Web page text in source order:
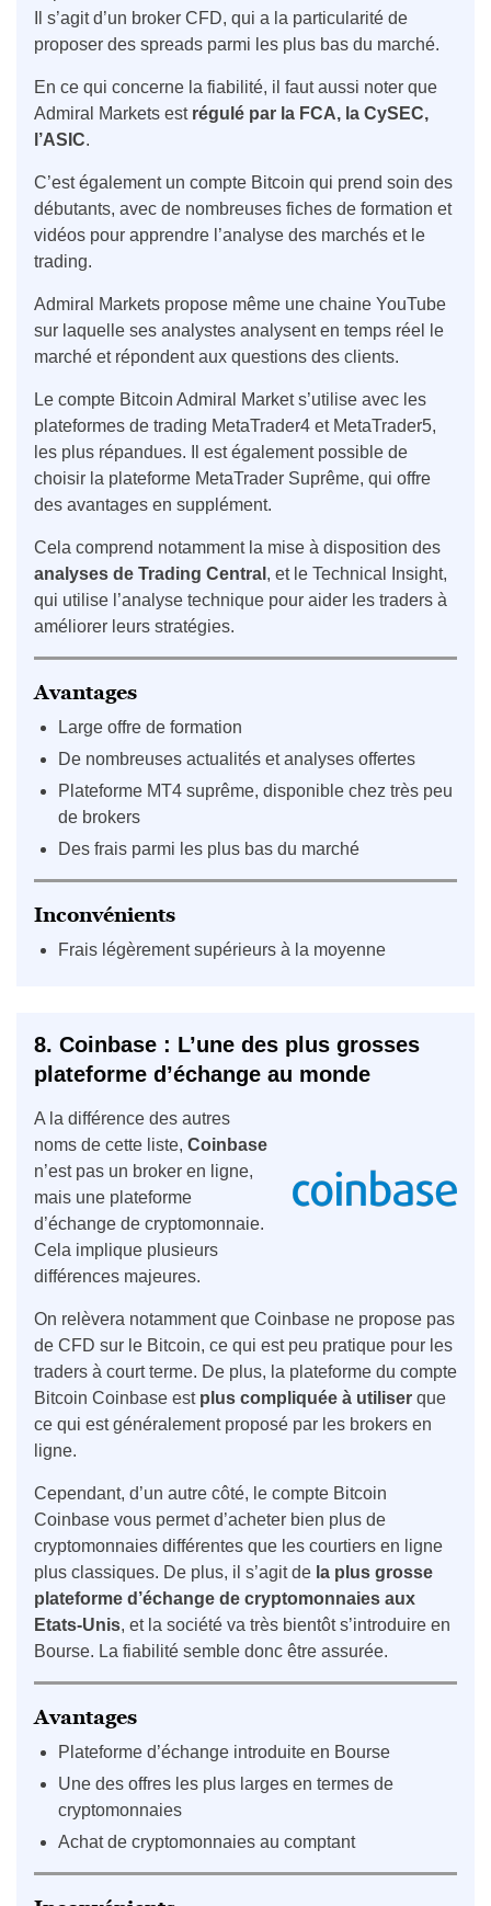
Il s’agit d’un broker CFD, qui a la particularité de
proposer des spreads parmi les plus bas du marché.
En ce qui concerne la fiabilité, il faut aussi noter que
Admiral Markets est régulé par la FCA, la CySEC,
l’ASIC.
C’est également un compte Bitcoin qui prend soin des
débutants, avec de nombreuses fiches de formation et
vidéos pour apprendre l’analyse des marchés et le
trading.
Admiral Markets propose même une chaine YouTube
sur laquelle ses analystes analysent en temps réel le
marché et répondent aux questions des clients.
Le compte Bitcoin Admiral Market s’utilise avec les
plateformes de trading MetaTrader4 et MetaTrader5,
les plus répandues. Il est également possible de
choisir la plateforme MetaTrader Suprême, qui offre
des avantages en supplément.
Cela comprend notamment la mise à disposition des
analyses de Trading Central , et le Technical Insight,
qui utilise l’analyse technique pour aider les traders à
améliorer leurs stratégies.
Avantages
Large offre de formation
De nombreuses actualités et analyses offertes
Plateforme MT4 suprême, disponible chez très peu
de brokers
Des frais parmi les plus bas du marché
Inconvénients
Frais légèrement supérieurs à la moyenne
8. Coinbase : L’une des plus grosses
plateforme d’échange au monde
A la différence des autres
noms de cette liste, Coinbase
n’est pas un broker en ligne,
mais une plateforme
d’échange de cryptomonnaie.
Cela implique plusieurs
différences majeures.
On relèvera notamment que Coinbase ne propose pas
de CFD sur le Bitcoin, ce qui est peu pratique pour les
traders à court terme. De plus, la plateforme du compte
Bitcoin Coinbase est plus compliquée à utiliser que
ce qui est généralement proposé par les brokers en
ligne.
Cependant, d’un autre côté, le compte Bitcoin
Coinbase vous permet d’acheter bien plus de
cryptomonnaies différentes que les courtiers en ligne
plus classiques. De plus, il s’agit de la plus grosse
plateforme d’échange de cryptomonnaies aux
Etats-Unis, et la société va très bientôt s’introduire en
Bourse. La fiabilité semble donc être assurée.
Avantages
Plateforme d’échange introduite en Bourse
Une des offres les plus larges en termes de
cryptomonnaies
Achat de cryptomonnaies au comptant